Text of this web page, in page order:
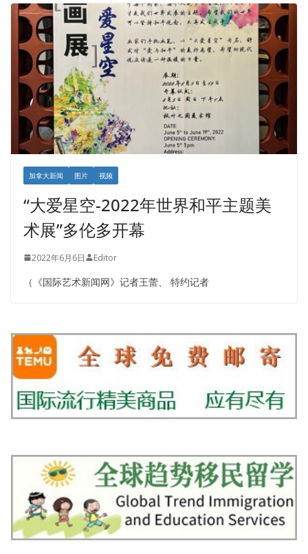
加拿大新闻 图片 视频
“大爱星空-2022年世界和平主题美
术展”多伦多开幕
2022年6月6日 Editor
（《国际艺术新闻网》记者王蕾、 特约记者